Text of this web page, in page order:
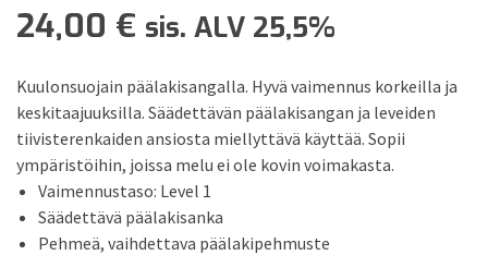
24,00 € sis. ALV 25,5%
Kuulonsuojain päälakisangalla. Hyvä vaimennus korkeilla ja
keskitaajuuksilla. Säädettävän päälakisangan ja leveiden
tiivisterenkaiden ansiosta miellyttävä käyttää. Sopii
ympäristöihin, joissa melu ei ole kovin voimakasta.
Vaimennustaso: Level 1
Säädettävä päälakisanka
Pehmeä, vaihdettava päälakipehmuste